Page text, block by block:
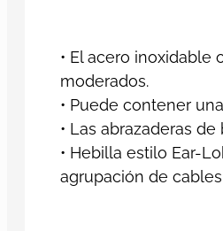
• El acero
moderados.
• Puede contener
• Las abrazaderas
• Hebilla estilo Ear-
agrupación de